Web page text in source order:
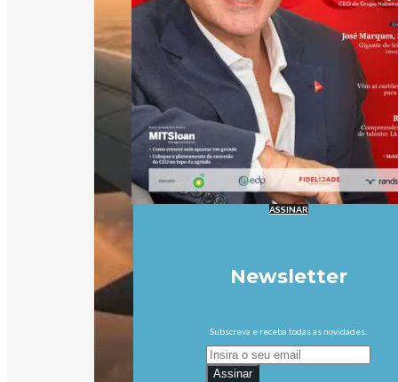
ASSINAR
Newsletter
Subscreva e receba todas as novidades.
Assinar